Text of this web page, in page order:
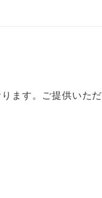
ます。ご提供いただ